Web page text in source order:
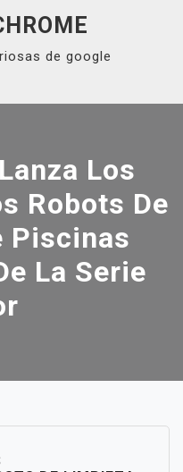
de google
Los
Robots De
Piscinas
La Serie